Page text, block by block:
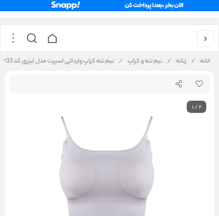
خانه / زنانه / نیم تنه و کراپ / نیم‌ تنه کراپ وارداتی اسپرت مدل لیزری کد 933
1/2